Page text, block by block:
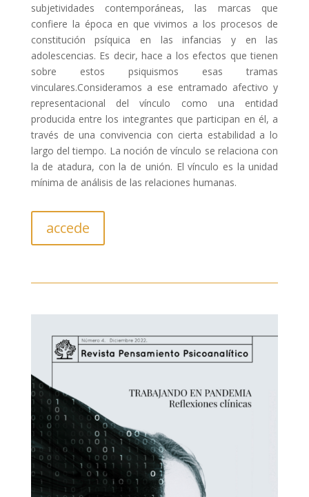
subjetividades contemporáneas, las marcas que
confiere la época en que vivimos a los procesos de
constitución psíquica en las infancias y en las
adolescencias. Es decir, hace a los efectos que tienen
sobre estos psiquismos esas tramas
vinculares.Consideramos a ese entramado afectivo y
representacional del vínculo como una entidad
producida entre los integrantes que participan en él, a
través de una convivencia con cierta estabilidad a lo
largo del tiempo. La noción de vínculo se relaciona con
la de atadura, con la de unión. El vínculo es la unidad
mínima de análisis de las relaciones humanas.
accede